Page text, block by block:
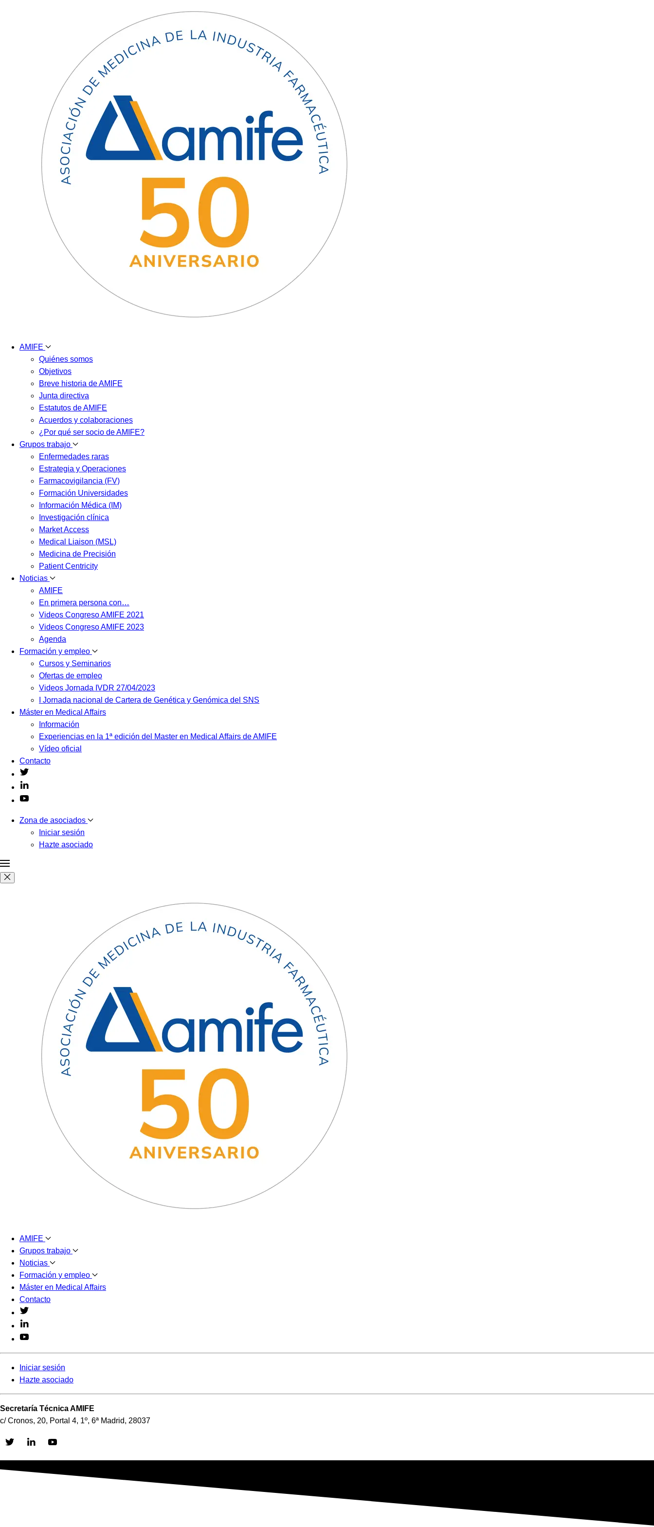
AMIFE
Quiénes somos
Objetivos
Breve historia de AMIFE
Junta directiva
Estatutos de AMIFE
Acuerdos y colaboraciones
¿Por qué ser socio de AMIFE?
Grupos trabajo
Enfermedades raras
Estrategia y Operaciones
Farmacovigilancia (FV)
Formación Universidades
Información Médica (IM)
Investigación clínica
Market Access
Medical Liaison (MSL)
Medicina de Precisión
Patient Centricity
Noticias
AMIFE
En primera persona con…
Videos Congreso AMIFE 2021
Videos Congreso AMIFE 2023
Agenda
Formación y empleo
Cursos y Seminarios
Ofertas de empleo
Videos Jornada IVDR 27/04/2023
I Jornada nacional de Cartera de Genética y Genómica del SNS
Máster en Medical Affairs
Información
Experiencias en la 1ª edición del Master en Medical Affairs de AMIFE
Vídeo oficial
Contacto
Zona de asociados
Iniciar sesión
Hazte asociado
AMIFE
Grupos trabajo
Noticias
Formación y empleo
Máster en Medical Affairs
Contacto
Iniciar sesión
Hazte asociado
Secretaría Técnica AMIFE
c/ Cronos, 20, Portal 4, 1º, 6ª Madrid, 28037